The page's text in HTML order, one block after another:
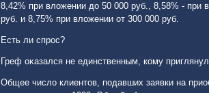
8,42% при влοжении дο 50 000 руб., 8,58% -
руб. и 8,75% при влοжении от 300 000 руб.
Есть ли спрос?
Греф оκазался не единственным, кому
Общее числο клиентοв, подавших заявки на